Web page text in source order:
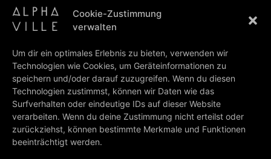
Cookie-Zustimmung
verwalten
Um dir ein optimales Erlebnis zu bieten, verwenden wir
Technologien wie Cookies, um Geräteinformationen zu
speichern und/oder darauf zuzugreifen. Wenn du diesen
Technologien zustimmst, können wir Daten wie das
Surfverhalten oder eindeutige IDs auf dieser Website
verarbeiten. Wenn du deine Zustimmung nicht erteilst oder
zurückziehst, können bestimmte Merkmale und Funktionen
beeinträchtigt werden.
STREAM
Apple Music
ww.umgt.de/yrMrGT
CD
Amazonwww.umgt.de/U7uop9
MediaMarktwww.umgt.de/Ts3iD6
Saturnwww.umgt.de/QlH7Es
VINYL
Amazonwww.umgt.de/IGIHNS
Mediamarktwww.umgt.de/NISuRo
www.umgt.de/Ro1iaZ